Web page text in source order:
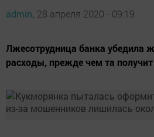
admin, 28 апреля 2020 - 09:19
Лжесотрудница банка убедила
расходы, прежде чем та